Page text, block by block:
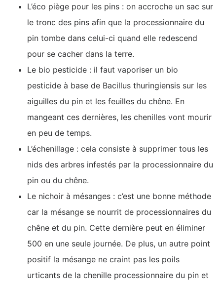
L’éco piège pour les pins : on accroche un sac sur
le tronc des pins afin que la processionnaire du
pin tombe dans celui-ci quand elle redescend
pour se cacher dans la terre.
Le bio pesticide : il faut vaporiser un bio
pesticide à base de Bacillus thuringiensis sur les
aiguilles du pin et les feuilles du chêne. En
mangeant ces dernières, les chenilles vont mourir
en peu de temps.
L’échenillage : cela consiste à supprimer tous les
nids des arbres infestés par la processionnaire du
pin ou du chêne.
Le nichoir à mésanges : c’est une bonne méthode
car la mésange se nourrit de processionnaires du
chêne et du pin. Cette dernière peut en éliminer
500 en une seule journée. De plus, un autre point
positif la mésange ne craint pas les poils
urticants de la chenille processionnaire du pin et